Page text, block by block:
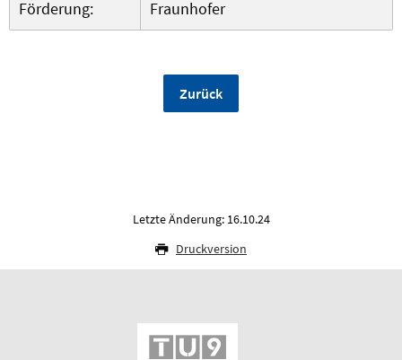
Förderung:
Fraunhofer
Zurück
Letzte Änderung: 16.10.24
Druckversion